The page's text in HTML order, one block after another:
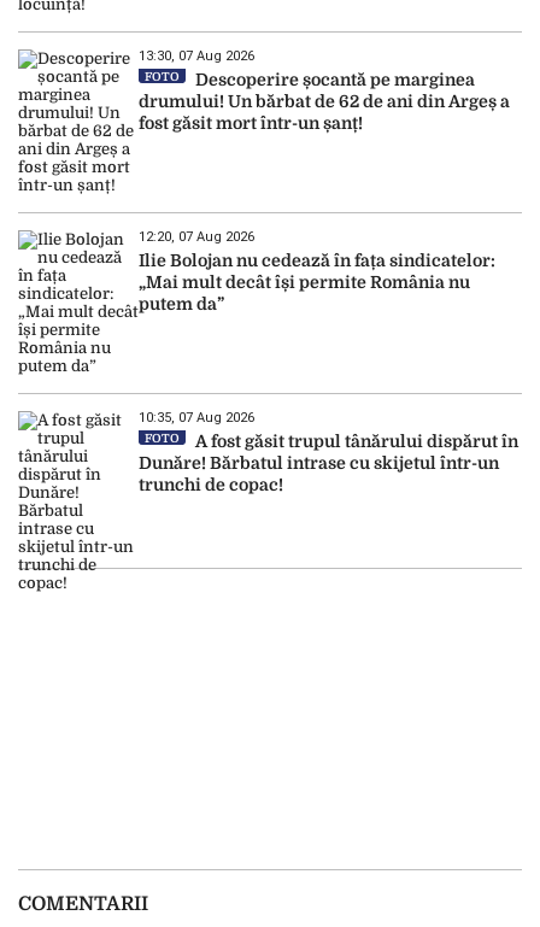
13:30, 07 Aug 2026
FOTO
Descoperire șocantă pe marginea
drumului! Un bărbat de 62 de ani din Argeș a
fost găsit mort într-un șanț!
12:20, 07 Aug 2026
Ilie Bolojan nu cedează în fața sindicatelor:
„Mai mult decât își permite România nu
putem da”
10:35, 07 Aug 2026
FOTO
A fost găsit trupul tânărului dispărut în
Dunăre! Bărbatul intrase cu skijetul într-un
trunchi de copac!
COMENTARII